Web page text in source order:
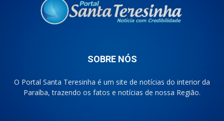
SOBRE NÓS
O Portal Santa Teresinha é um site de notícias do interior da
Paraíba, trazendo os fatos e notícias de nossa Região.